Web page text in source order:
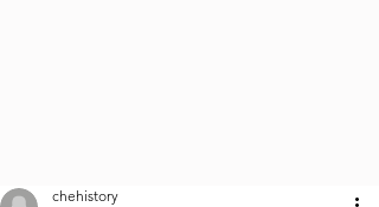
chehistory